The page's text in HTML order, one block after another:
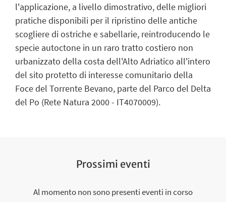
l'applicazione, a livello dimostrativo, delle migliori
pratiche disponibili per il ripristino delle antiche
scogliere di ostriche e sabellarie, reintroducendo le
specie autoctone in un raro tratto costiero non
urbanizzato della costa dell'Alto Adriatico all'intero
del sito protetto di interesse comunitario della
Foce del Torrente Bevano, parte del Parco del Delta
del Po (Rete Natura 2000 - IT4070009).
Prossimi eventi
Al momento non sono presenti eventi in corso